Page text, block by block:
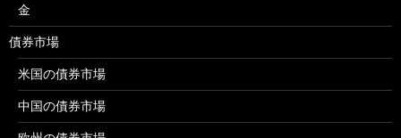
金
債券市場
米国の債券市場
中国の債券市場